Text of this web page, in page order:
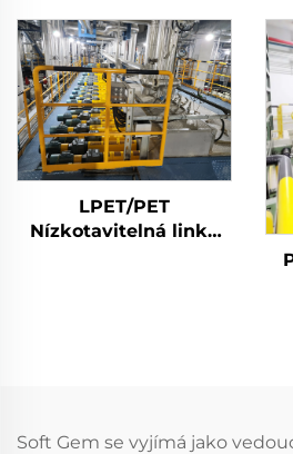
vyrábí dutá i pevná
vlákna
LPET/PET
Nízkotavitelná linka
Soft Gem se vyjímá jako